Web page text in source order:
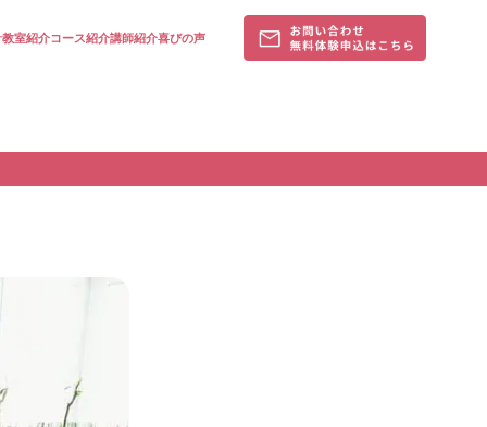
教室紹介コース紹介講師紹介喜びの声